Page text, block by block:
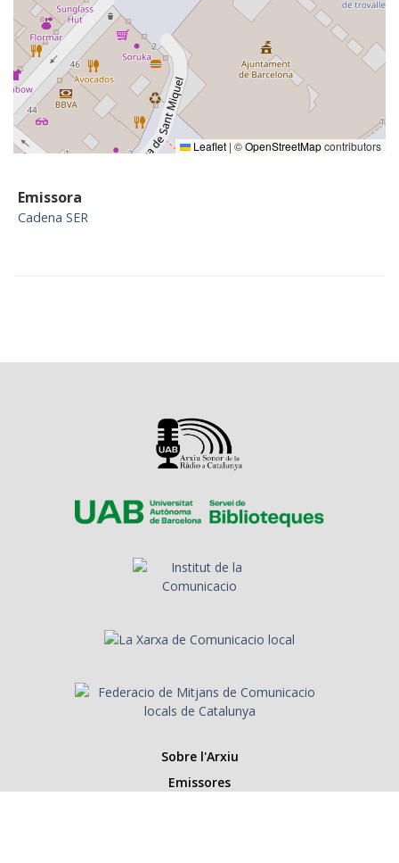
Leaflet | ©OpenStreetMapcontributors
Emissora
Cadena SER
Sobre l'Arxiu
Emissores